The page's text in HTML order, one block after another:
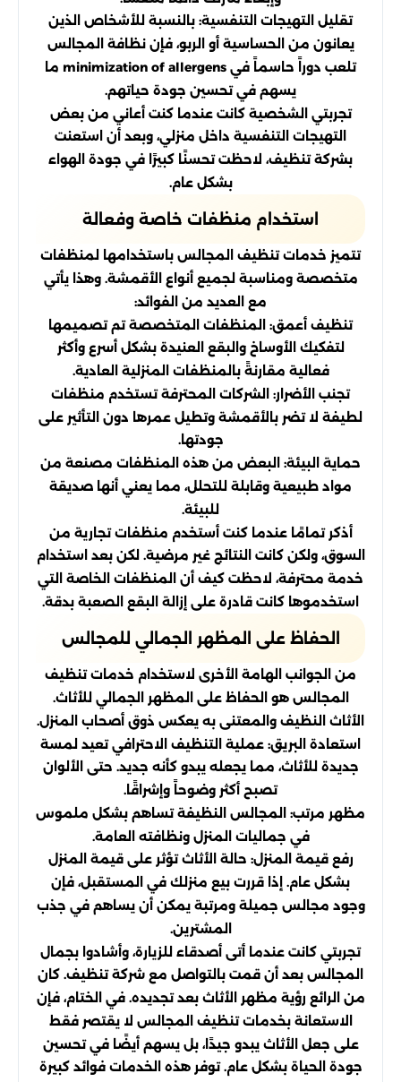
تقليل التهيجات التنفسية: بالنسبة للأشخاص الذين
يعانون من الحساسية أو الربو، فإن نظافة المجالس
تلعب دوراً حاسماً في minimization of allergens ما
يسهم في تحسين جودة حياتهم.
تجربتي الشخصية كانت عندما كنت أعاني من بعض
التهيجات التنفسية داخل منزلي، وبعد أن استعنت
بشركة تنظيف، لاحظت تحسنًا كبيرًا في جودة الهواء
بشكل عام.
استخدام منظفات خاصة وفعالة
تتميز خدمات تنظيف المجالس باستخدامها لمنظفات
متخصصة ومناسبة لجميع أنواع الأقمشة. وهذا يأتي
مع العديد من الفوائد:
تنظيف أعمق: المنظفات المتخصصة تم تصميمها
لتفكيك الأوساخ والبقع العنيدة بشكل أسرع وأكثر
فعالية مقارنةً بالمنظفات المنزلية العادية.
تجنب الأضرار: الشركات المحترفة تستخدم منظفات
لطيفة لا تضر بالأقمشة وتطيل عمرها دون التأثير على
جودتها.
حماية البيئة: البعض من هذه المنظفات مصنعة من
مواد طبيعية وقابلة للتحلل، مما يعني أنها صديقة
للبيئة.
أذكر تمامًا عندما كنت أستخدم منظفات تجارية من
السوق، ولكن كانت النتائج غير مرضية. لكن بعد استخدام
خدمة محترفة، لاحظت كيف أن المنظفات الخاصة التي
استخدموها كانت قادرة على إزالة البقع الصعبة بدقة.
الحفاظ على المظهر الجمالي للمجالس
من الجوانب الهامة الأخرى لاستخدام خدمات تنظيف
المجالس هو الحفاظ على المظهر الجمالي للأثاث.
الأثاث النظيف والمعتنى به يعكس ذوق أصحاب المنزل.
استعادة البريق: عملية التنظيف الاحترافي تعيد لمسة
جديدة للأثاث، مما يجعله يبدو كأنه جديد. حتى الألوان
تصبح أكثر وضوحاً وإشراقًا.
مظهر مرتب: المجالس النظيفة تساهم بشكل ملموس
في جماليات المنزل ونظافته العامة.
رفع قيمة المنزل: حالة الأثاث تؤثر على قيمة المنزل
بشكل عام. إذا قررت بيع منزلك في المستقبل، فإن
وجود مجالس جميلة ومرتبة يمكن أن يساهم في جذب
المشترين.
تجربتي كانت عندما أتى أصدقاء للزيارة، وأشادوا بجمال
المجالس بعد أن قمت بالتواصل مع شركة تنظيف. كان
من الرائع رؤية مظهر الأثاث بعد تجديده. في الختام، فإن
الاستعانة بخدمات تنظيف المجالس لا يقتصر فقط
على جعل الأثاث يبدو جيدًا، بل يسهم أيضًا في تحسين
جودة الحياة بشكل عام. توفر هذه الخدمات فوائد كبيرة